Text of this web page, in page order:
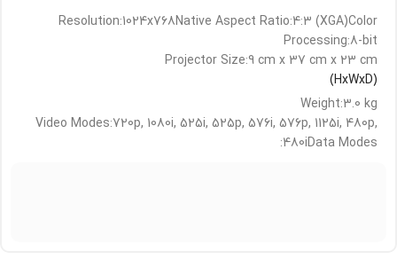
Resolution:1024x768Native Aspect Ratio:4:3 (XGA)Color
Processing:8-bit
Projector Size:9 cm x 37 cm x 23 cm
(HxWxD)
Weight:3.0 kg
Video Modes:720p, 1080i, 525i, 525p, 576i, 576p, 1125i, 480p,
480iData Modes: